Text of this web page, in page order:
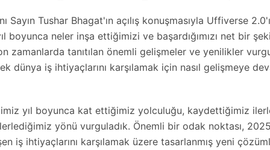
Sayın Tushar Bhagat'ın açılış konuşmasıyla Uffiverse
boyunca neler inşa ettiğimizi ve başardığımızı net bir
zamanlarda tanıtılan önemli gelişmeler ve yenilikler
dünya iş ihtiyaçlarını karşılamak için nasıl gelişmeye
yıl boyunca kat ettiğimiz yolculuğu, kaydettiğimiz
yönü vurguladık. Önemli bir odak noktası,
iş ihtiyaçlarını karşılamak üzere tasarlanmış yeni